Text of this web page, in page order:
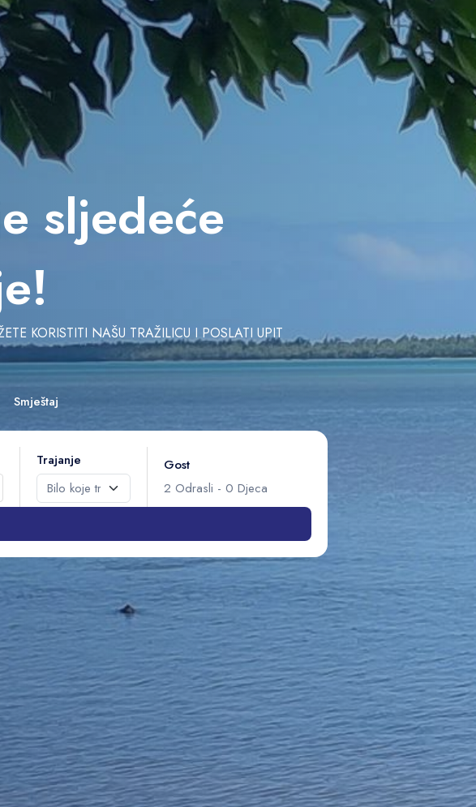
sljedeće
KORISTITI NAŠU TRAŽILICU I POSLATI UPIT
Smještaj
Trajanje
Gost
2 Odrasli - 0 Djeca